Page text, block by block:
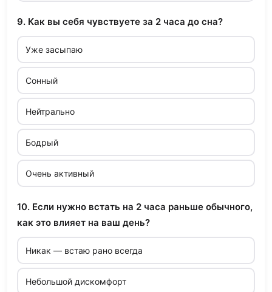
9. Как вы себя чувствуете за 2 часа до сна?
Уже засыпаю
Сонный
Нейтрально
Бодрый
Очень активный
10. Если нужно встать на 2 часа раньше обычного,
как это влияет на ваш день?
Никак — встаю рано всегда
Небольшой дискомфорт